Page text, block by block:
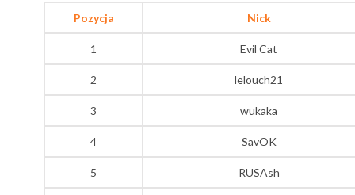
Pozycja Nick
1 Evil Cat
2 lelouch21
3 wukaka
4 SavOK
5 RUSAsh